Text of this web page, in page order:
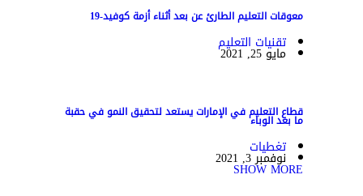
معوقات التعليم الطارئ عن بعد أثناء أزمة كوفيد-19
تقنيات التعليم
مايو 25, 2021
قطاع التعليم في الإمارات يستعد لتحقيق النمو في حقبة
ما بعد الوباء
تغطيات
نوفمبر 3, 2021
SHOW MORE